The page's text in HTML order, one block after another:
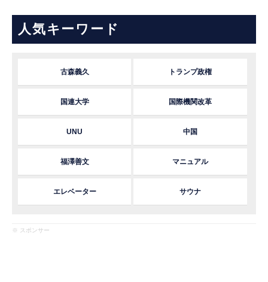
人気キーワード
古森義久 トランプ政権
国連大学 国際機関改革
UNU 中国
福澤善文 マニュアル
エレベーター サウナ
※ スポンサー